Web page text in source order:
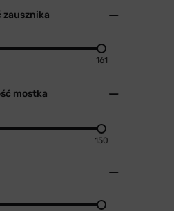
zausznika
161
mostka
150